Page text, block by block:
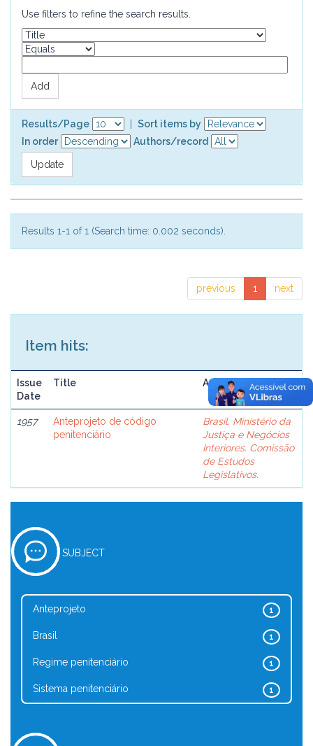
Use filters to refine the search results.
Results/Page
Sort items by
In order
Authors/record
Results 1-1 of 1 (Search time: 0.002 seconds).
previous 1 next
Item hits:
Issue
Date
Title Author(s)
1957
Anteprojeto de código
penitenciário
Brasil. Ministério da
Justiça e Negócios
Interiores. Comissão
de Estudos
Legislativos.
SUBJECT
1
Anteprojeto
1
Brasil
1
Regime penitenciário
1
Sistema penitenciário